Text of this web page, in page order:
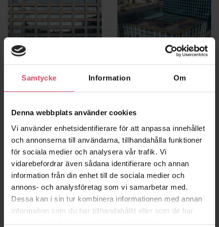
Samtycke Information Om
Denna webbplats använder cookies
Vi använder enhetsidentifierare för att anpassa innehållet
och annonserna till användarna, tillhandahålla funktioner
för sociala medier och analysera vår trafik. Vi
vidarebefordrar även sådana identifierare och annan
information från din enhet till de sociala medier och
annons- och analysföretag som vi samarbetar med.
Dessa kan i sin tur kombinera informationen med annan
information som du har tillhandahållit eller som de har
samlat in när du har använt deras tjänster.
Merkurhuset
Göteborg
Geely Innovation
Centre